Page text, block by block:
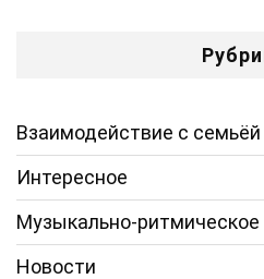
Взаимодействие с семьёй
Интересное
Музыкально-ритмическое
Новости